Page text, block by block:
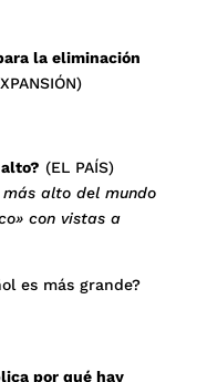
la eliminación
(EL PAÍS)
alto del mundo
con vistas a
es más grande?
por qué hay